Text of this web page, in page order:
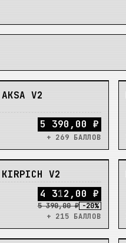
V2
5 390,00 ₽
+ 269 БАЛЛОВ
V2
4 312 , 00 ₽
5 390,00 ₽ -20%
+ 215 БАЛЛОВ